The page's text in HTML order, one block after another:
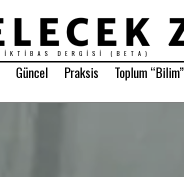
İKTIBAS DERGISI (BETA)
Güncel Praksis Toplum “Bilim”